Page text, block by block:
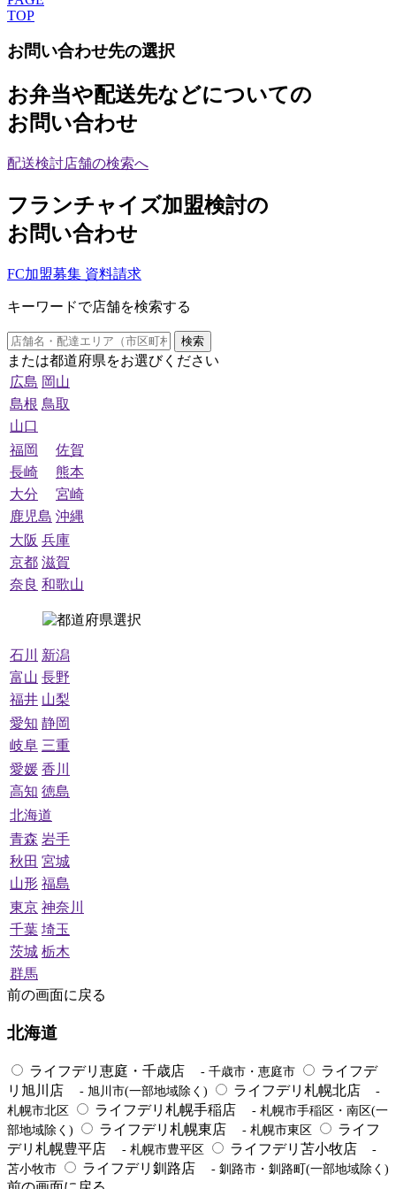
TOP
お問い合わせ先の選択
お弁当や配送先などについての
お問い合わせ
配送検討店舗の検索へ
フランチャイズ加盟検討の
お問い合わせ
FC加盟募集 資料請求
キーワードで店舗を検索する
検索
または都道府県をお選びください
広島 岡山
島根 鳥取
山口
福岡
佐賀
長崎
熊本
大分
宮崎
鹿児島 沖縄
大阪 兵庫
京都 滋賀
奈良 和歌山
石川
新潟
富山 長野
福井 山梨
愛知 静岡
岐阜 三重
愛媛 香川
高知 徳島
北海道
青森 岩手
秋田 宮城
山形 福島
東京 神奈川
千葉 埼玉
茨城 栃木
群馬
前の画面に戻る
北海道
ライフデリ恵庭・千歳店 - 千歳市・恵庭市
ライフデ
リ旭川店
- 旭川市(一部地域除く) ライフデリ札幌北店
-
札幌市北区
ライフデリ札幌手稲店
- 札幌市手稲区・南区(一
部地域除く)
ライフデリ札幌東店 - 札幌市東区
ライフ
デリ札幌豊平店
- 札幌市豊平区 ライフデリ苫小牧店
-
苫小牧市
ライフデリ釧路店 - 釧路市・釧路町(一部地域除く)